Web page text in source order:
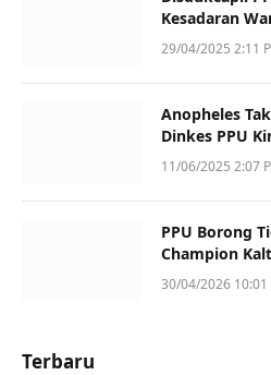
Kesadaran
Kematian
29/04/2025 2:11
Anopheles
Dinkes PPU
Sotek
11/06/2025 2:07
PPU Borong
Champion
Perempuan
30/04/2026 10:01
Terbaru